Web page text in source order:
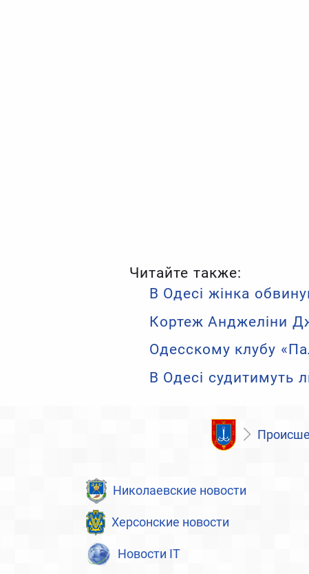
Читайте также:
В Одесі жінка
Кортеж Анджеліни
Одесскому клубу
В Одесі судитимуть
Николаевские новости
Херсонские новости
Новости IT